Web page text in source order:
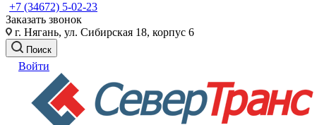
+7 (34672) 5-02-23
Заказать звонок
г. Нягань, ул. Сибирская 18, корпус 6
Поиск
Войти